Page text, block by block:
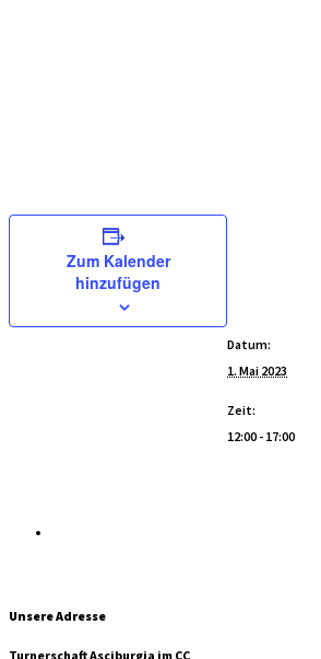
Zum Kalender
hinzufügen
Datum:
1. Mai 2023
Zeit:
12:00 - 17:00
Unsere Adresse
Turnerschaft Asciburgia im CC